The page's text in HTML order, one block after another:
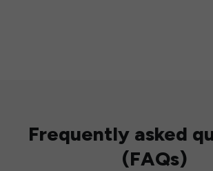
Frequently asked
(FAQs)